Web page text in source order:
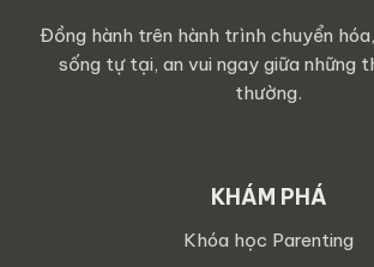
Đồng hành trên hành trình chuyển
sống tự tại, an vui ngay giữa những
thường.
KHÁM PHÁ
Khóa học Parenting